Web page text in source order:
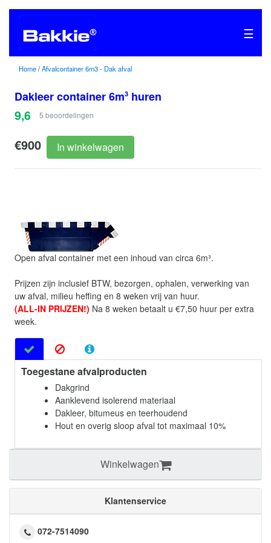
☰
Home/Afvalcontainer 6m3 - Dak afval
Dakleer container 6m3 huren
9,6 5 beoordelingen
€900 In winkelwagen
Open afval container met een inhoud van circa 6m³.
Prijzen zijn inclusief BTW, bezorgen, ophalen, verwerking van
uw afval, milieu heffing en 8 weken vrij van huur.
(ALL-IN PRIJZEN!) Na 8 weken betaalt u €7,50 huur per extra
week.
Toegestane afvalproducten
Dakgrind
Aanklevend isolerend materiaal
Dakleer, bitumeus en teerhoudend
Hout en overig sloop afval tot maximaal 10%
Winkelwagen
Klantenservice
072-7514090